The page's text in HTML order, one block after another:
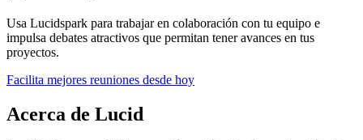
Usa Lucidspark para trabajar en colaboración con tu equipo e
impulsa debates atractivos que permitan tener avances en tus
proyectos.
Facilita mejores reuniones desde hoy
Acerca de Lucid